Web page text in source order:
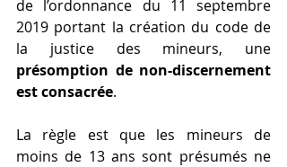
de l’ordonnance du 11 septembre
2019 portant la création du code de
présomption de non-discernement
est consacrée.
La règle est que les mineurs de
moins de 13 ans sont présumés ne